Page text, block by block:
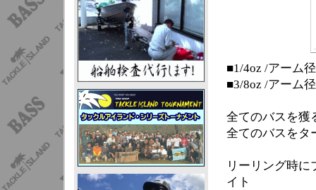
■1/4oz /アーム
■3/8oz /アーム
全てのバスを獲
全てのバスをタ
リーリング時
イト